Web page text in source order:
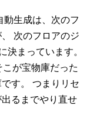
動生成は、次のフ
次のフロアのジ
決まっています。
が宝物庫だった
す。
つまりリセ
るまでやり直せ